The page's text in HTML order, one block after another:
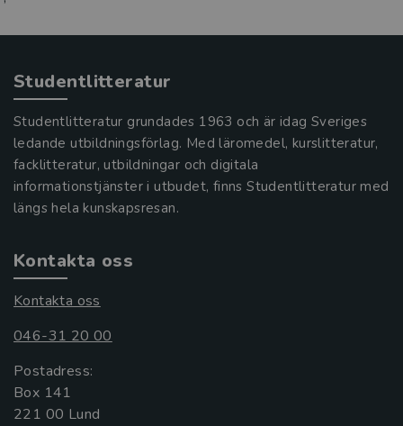
Studentlitteratur
Studentlitteratur grundades 1963 och är idag Sveriges
ledande utbildningsförlag. Med läromedel, kurslitteratur,
facklitteratur, utbildningar och digitala
informationstjänster i utbudet, finns Studentlitteratur med
längs hela kunskapsresan.
Kontakta oss
Kontakta oss
046-31 20 00
Postadress:
Box 141
221 00 Lund